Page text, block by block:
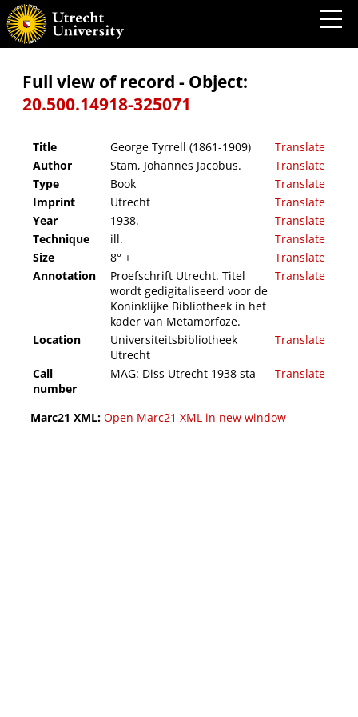
George Tyrrell (1861-1909)
Full view of record - Object:
20.500.14918-325071
Title George Tyrrell (1861-1909)
Translate
Author
Stam, Johannes Jacobus.
Translate
Type
Book
Translate
Imprint
Utrecht
Translate
Year
1938.
Translate
Technique
ill.
Translate
Size
8° +
Translate
Annotation
Proefschrift Utrecht. Titel
wordt gedigitaliseerd voor de
Koninklijke Bibliotheek in het
kader van Metamorfoze.
Translate
Location
Universiteitsbibliotheek
Utrecht
Translate
Call
number
MAG: Diss Utrecht 1938 sta Translate
Marc21 XML: Open Marc21 XML in new window